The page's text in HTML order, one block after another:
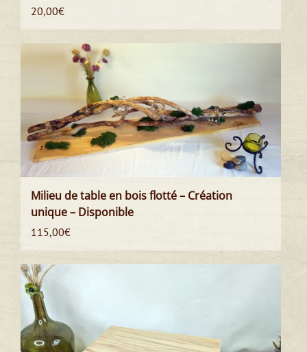
20,00€
Milieu de table en bois flotté – Création
unique – Disponible
115,00€